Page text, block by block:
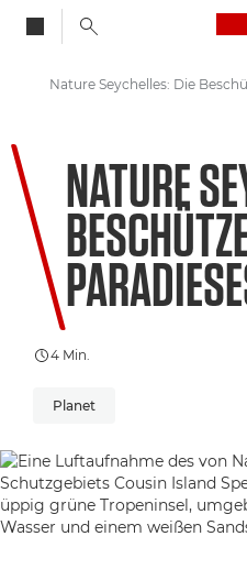
Willkommen bei VIEW
NATURE
4 Min.
Planet